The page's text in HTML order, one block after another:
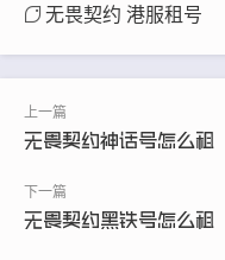
无畏契约 港服租号
无畏契约神话号怎么租
无畏契约黑铁号怎么租